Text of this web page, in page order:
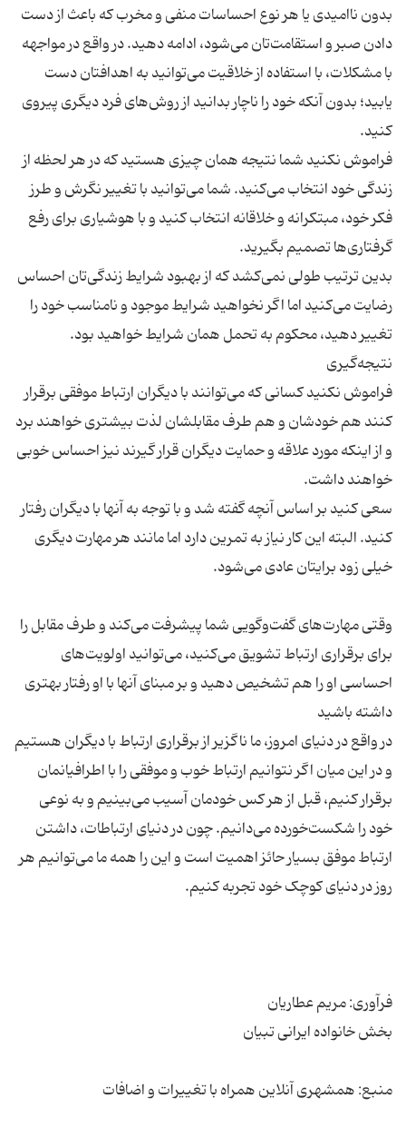
بدون ناامیدی یا هر نوع احساسات منفی و مخرب که باعث از دست
دادن صبر و استقامت‌تان می‌شود، ادامه دهید. در واقع در مواجهه
با مشکلات، با استفاده از خلاقیت می‌توانید به اهدافتان دست
یابید؛ بدون آنکه خود را ناچار بدانید از روش‌های فرد دیگری پیروی
فراموش نکنید شما نتیجه همان چیزی هستید که در هر لحظه از
زندگی خود انتخاب می‌کنید. شما می‌توانید با تغییر نگرش و طرز
فکر خود، مبتکرانه و خلاقانه انتخاب کنید و با هوشیاری برای رفع
بدین ترتیب طولی نمی‌کشد که از بهبود شرایط زندگی‌تان احساس
رضایت می‌کنید اما اگر نخواهید شرایط موجود و نامناسب خود را
فراموش نکنید کسانی که می‌توانند با دیگران ارتباط موفقی برقرار
کنند هم خودشان و هم طرف مقابلشان لذت بیشتری خواهند برد
و از اینکه مورد علاقه و حمایت دیگران قرار گیرند نیز احساس خوبی
سعی کنید بر اساس آنچه گفته شد و با توجه به آنها با دیگران رفتار
کنید. البته این کار نیاز به تمرین دارد اما مانند هر مهارت دیگری
وقتی مهارت‌های گفت‌وگویی شما پیشرفت می‌کند و طرف مقابل را
برای برقراری ارتباط تشویق می‌کنید، می‌توانید اولویت‌های
احساسی او را هم تشخیص دهید و بر مبنای آنها با او رفتار بهتری
در واقع در دنیای امروز، ما ناگزیر از برقراری ارتباط با دیگران هستیم
و در این میان اگر نتوانیم ارتباط خوب و موفقی را با اطرافیانمان
برقرار کنیم، قبل از هر کس خودمان آسیب می‌بینیم و به نوعی
خود را شکست‌خورده می‌دانیم. چون در دنیای ارتباطات، داشتن
ارتباط موفق بسیار حائز اهمیت است و این را همه ما می‌توانیم هر